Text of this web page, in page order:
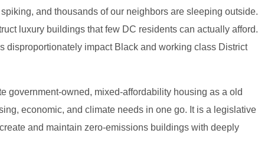
and thousands of our neighbors are sleeping outside.
luxury buildings that few DC residents can actually afford.
disproportionately impact Black and working class District
government-owned, mixed-affordability housing as a old
economic, and climate needs in one go. It is a legislative
and maintain zero-emissions buildings with deeply